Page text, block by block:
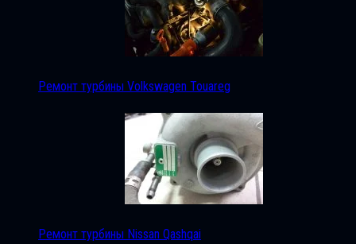
Ремонт турбины Volkswagen Touareg
Ремонт турбины Nissan Qashqai